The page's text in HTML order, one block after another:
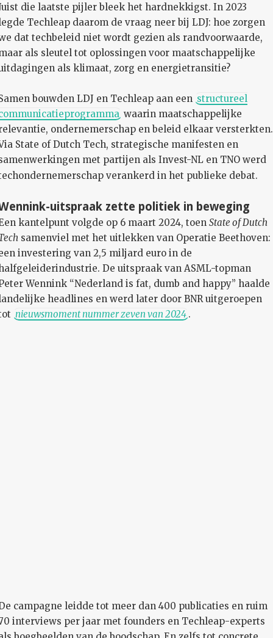
die laatste pijler bleek het hardnekkigst. In 2023
Techleap daarom de vraag neer bij LDJ: hoe zorgen
dat techbeleid niet wordt gezien als randvoorwaarde,
als sleutel tot oplossingen voor maatschappelijke
als klimaat, zorg en energietransitie?
bouwden LDJ en Techleap aan een structureel
waarin maatschappelijke
ondernemerschap en beleid elkaar versterkten.
State of Dutch Tech, strategische manifesten en
met partijen als Invest-NL en TNO werd
verankerd in het publieke debat.
uitspraak zette politiek in beweging
kantelpunt volgde op 6 maart 2024, toenState of Dutch
samenviel met het uitlekken van Operatie Beethoven:
investering van 2,5 miljard euro in de
De uitspraak van ASML-topman
Wennink “Nederland is fat, dumb and happy” haalde
headlines en werd later door BNR uitgeroepen
nieuwsmoment nummer zeven van 2024 .
campagne leidde tot meer dan 400 publicaties en ruim
interviews per jaar met founders en Techleap-experts